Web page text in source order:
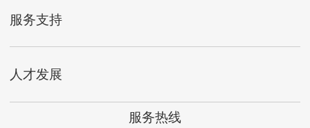
服务支持
人才发展
服务热线